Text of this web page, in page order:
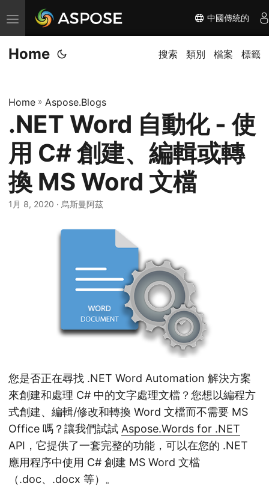
切
换
导
中國傳統的
Home 搜索 類別 檔案 標籤
Home » Aspose.Blogs
.NET Word 自動化 - 使
用 C# 創建、編輯或轉
換 MS Word 文檔
1月 8, 2020 · 烏斯曼阿茲
您是否正在尋找 .NET Word Automation 解決方案
來創建和處理 C# 中的文字處理文檔？您想以編程方
式創建、編輯/修改和轉換 Word 文檔而不需要 MS
Office 嗎？讓我們試試 Aspose.Words for .NET
API，它提供了一套完整的功能，可以在您的 .NET
應用程序中使用 C# 創建 MS Word 文檔
（.doc、.docx 等）。